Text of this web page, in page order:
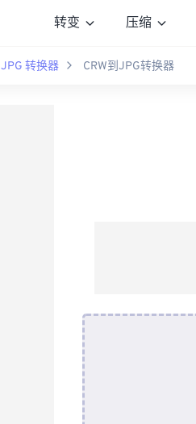
转变 压缩
JPG 转换器 CRW到JPG转换器